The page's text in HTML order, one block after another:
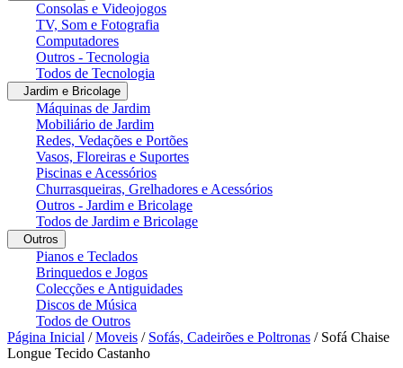
Consolas e Videojogos
TV, Som e Fotografia
Computadores
Outros - Tecnologia
Todos de Tecnologia
Jardim e Bricolage
Máquinas de Jardim
Mobiliário de Jardim
Redes, Vedações e Portões
Vasos, Floreiras e Suportes
Piscinas e Acessórios
Churrasqueiras, Grelhadores e Acessórios
Outros - Jardim e Bricolage
Todos de Jardim e Bricolage
Outros
Pianos e Teclados
Brinquedos e Jogos
Colecções e Antiguidades
Discos de Música
Todos de Outros
Página Inicial /Moveis / Sofás, Cadeirões e Poltronas / Sofá Chaise
Longue Tecido Castanho